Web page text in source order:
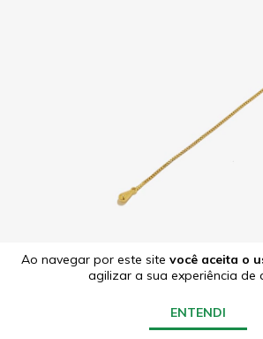
Ao navegar por este site você aceita o
agilizar a sua experiência de
ENTENDI